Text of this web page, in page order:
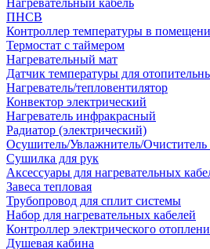
Нагревательный кабель
ПНСВ
Контроллер температуры в
Термостат с таймером
Нагревательный мат
Датчик температуры для
Нагреватель/тепловентилятор
Конвектор электрический
Нагреватель инфракрасный
Радиатор (электрический)
Осушитель/Увлажнитель/Очиститель
Сушилка для рук
Аксессуары для нагревательных
Завеса тепловая
Трубопровод для сплит системы
Набор для нагревательных кабелей
Контроллер электрического
Душевая кабина